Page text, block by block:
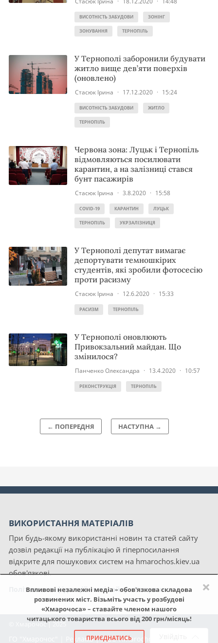
×
Впливові незалежні медіа – обов'язкова складова
розвинених міст. Візьміть участь у розбудові
«Хмарочоса» – ставайте членом нашого
читацького товариства всього від 200 грн/місяць!
ПРИЄДНАТИСЬ
ВИСОТНІСТЬ ЗАБУДОВИ ЗОНІНГ
ЗОНУВАННЯ ТЕРНОПІЛЬ
У Тернополі заборонили будувати
житло вище дев’яти поверхів
(оновлено)
Стасюк Ірина · 17.12.2020 · 15:24
ВИСОТНІСТЬ ЗАБУДОВИ ЖИТЛО
ТЕРНОПІЛЬ
Червона зона: Луцьк і Тернопіль
відмовляються посилювати
карантин, а на залізниці стався
бунт пасажирів
Стасюк Ірина · 3.8.2020 · 15:58
COVID-19 КАРАНТИН ЛУЦЬК
ТЕРНОПІЛЬ УКРЗАЛІЗНИЦЯ
У Тернополі депутат вимагає
депортувати темношкірих
студентів, які зробили фотосесію
проти расизму
Стасюк Ірина · 12.6.2020 · 15:33
РАСИЗМ ТЕРНОПІЛЬ
У Тернополі оновлюють
Привокзальний майдан. Що
змінилося?
Панченко Олександра · 13.4.2020 · 10:57
РЕКОНСТРУКЦІЯ ТЕРНОПІЛЬ
← ПОПЕРЕДНЯ НАСТУПНА →
ВИКОРИСТАННЯ МАТЕРІАЛІВ
При будь-якому використанні новин та статей сайту
дозвіл редакції на публікацію й гіперпосилання
відкрите для пошукових систем на hmarochos.kiev.ua
обов'язкові.
Політика конфіденційності сайту «Хмарочос»
© Хмарочос | 2025
Реклама|NGO Hmarochos